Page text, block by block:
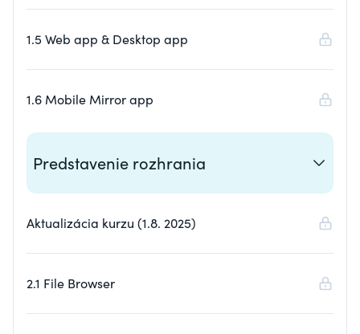
1.5 Web app & Desktop app
1.6 Mobile Mirror app
Predstavenie rozhrania
Aktualizácia kurzu (1.8. 2025)
2.1 File Browser